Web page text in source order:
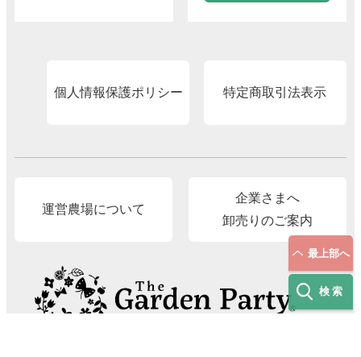
個人情報保護ポリシー 特定商取引法表示
運営農場について
企業さまへ
卸売りのご案内
最上部へ
検索